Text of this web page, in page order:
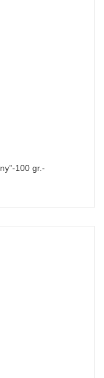
100 gr.-